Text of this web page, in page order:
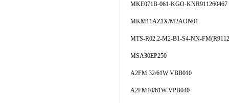
MKE071B-061-KGO-KNR911260467
MKM11AZ1X/M2AON01
MTS-R02.2-M2-B1-S4-NN-
MSA30EP250
A2FM 32/61W VBB010
A2FM10/61W-VPB040